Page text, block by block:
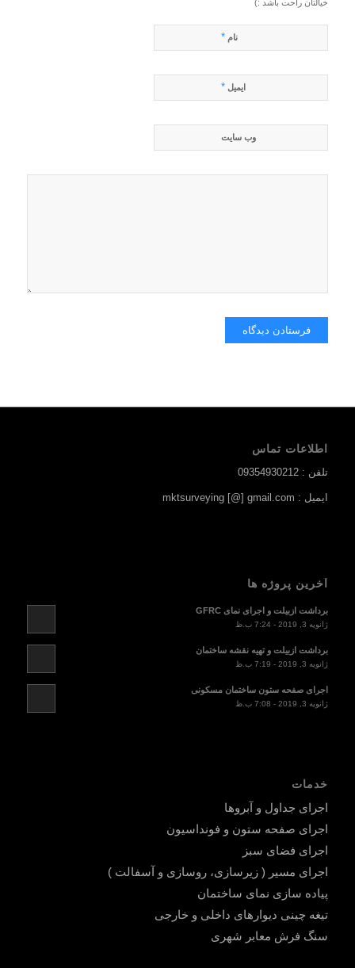
خیالتان راحت باشد :)
نام*
ایمیل*
وب‌ سایت
اطلاعات تماس
تلفن : 09354930212
ایمیل : mktsurveying [@] gmail.com
آخرین پروژه ها
برداشت ازبیلت و اجرای نمای GFRC
ژانویه 3, 2019 - 7:24 ب.ظ
برداشت ازبیلت و تهیه نقشه ساختمان
ژانویه 3, 2019 - 7:19 ب.ظ
اجرای صفحه ستون ساختمان مسکونی
ژانویه 3, 2019 - 7:08 ب.ظ
خدمات
اجرای جداول و آبروها
اجرای صفحه ستون و فونداسیون
اجرای فضای سبز
اجرای مسیر ( زیرسازی، روسازی و آسفالت )
پیاده سازی نمای ساختمان
تیغه چینی دیوارهای داخلی و خارجی
سنگ فرش معابر شهری